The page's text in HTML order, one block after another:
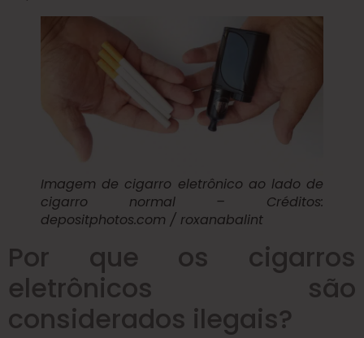
Imagem de cigarro eletrônico ao lado de
cigarro normal – Créditos:
depositphotos.com / roxanabalint
Por que os cigarros
eletrônicos são
considerados ilegais?